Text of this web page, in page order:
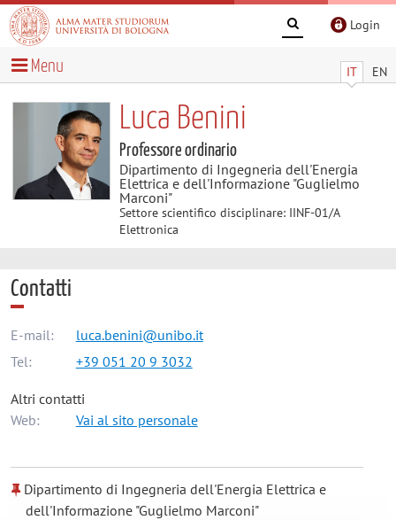
Login
IT EN
Menu
Luca Benini
Professore ordinario
Dipartimento di Ingegneria dell'Energia
Elettrica e dell'Informazione "Guglielmo
Marconi"
Settore scientifico disciplinare: IINF-01/A
Elettronica
Contatti
E-mail:
luca.benini@unibo.it
Tel:
+39 051 20 9 3032
Altri contatti
Web:
Vai al sito personale
Dipartimento di Ingegneria dell'Energia Elettrica e
dell'Informazione "Guglielmo Marconi"